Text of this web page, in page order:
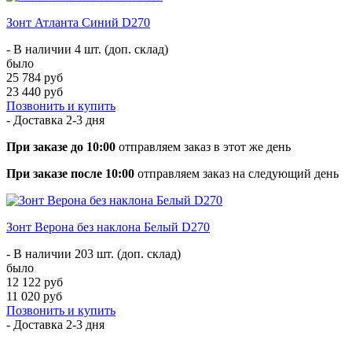
Зонт Атланта Синий D270
- В наличии 4 шт. (доп. склад)
было
25 784 руб
23 440 руб
Позвонить и купить
- Доставка 2-3 дня
При заказе до 10:00 отправляем заказ в этот же день
При заказе после 10:00 отправляем заказ на следующий день
Зонт Верона без наклона Белый D270
- В наличии 203 шт. (доп. склад)
было
12 122 руб
11 020 руб
Позвонить и купить
- Доставка 2-3 дня